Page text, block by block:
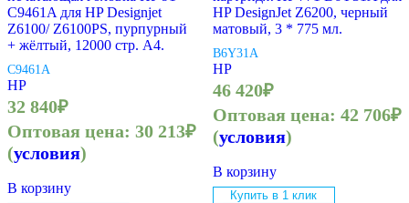
C9461A для HP Designjet
Z6100/ Z6100PS, пурпурный
+ жёлтый, 12000 стр. А4.
C9461A
HP
32 840₽
Оптовая цена: 30 213₽
(условия)
В корзину
HP DesignJet Z6200, черный
матовый, 3 * 775 мл.
B6Y31A
HP
46 420₽
Оптовая цена: 42 706₽
(условия)
В корзину
Купить в 1 клик